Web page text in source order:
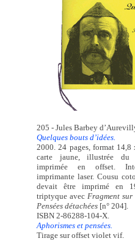
205 - Jules Barbey
Quelques bouts d’idées.
2000. 24 pages, format
carte jaune, illustrée du
imprimée en offset.
imprimante laser. Cousu
devait être imprimé en
triptyque avecFragment sur
Pensées détachées[n° 204].
ISBN 2-86288-104-X.
Aphorismes et pensées.
Tirage sur offset violet vif.